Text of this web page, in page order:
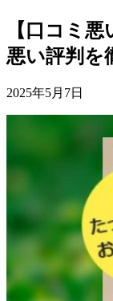
【口コミ
悪い評判を
2025年5月7日